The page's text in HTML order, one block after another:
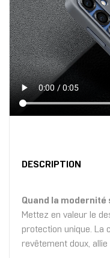
DESCRIPTION
Quand la modernité
Mettez en valeur le
protection unique. La
revêtement doux,